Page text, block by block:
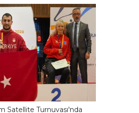
Satellite Turnuvası'nda